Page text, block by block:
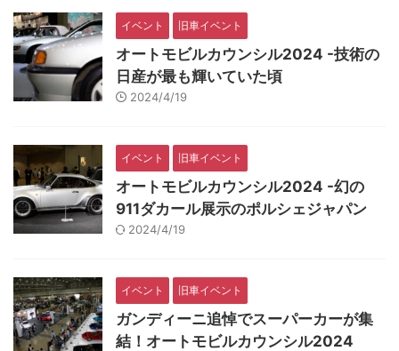
イベント 旧車イベント
オートモビルカウンシル2024 -技術の
日産が最も輝いていた頃
2024/4/19
イベント 旧車イベント
オートモビルカウンシル2024 -幻の
911ダカール展示のポルシェジャパン
2024/4/19
イベント 旧車イベント
ガンディーニ追悼でスーパーカーが集
結！オートモビルカウンシル2024